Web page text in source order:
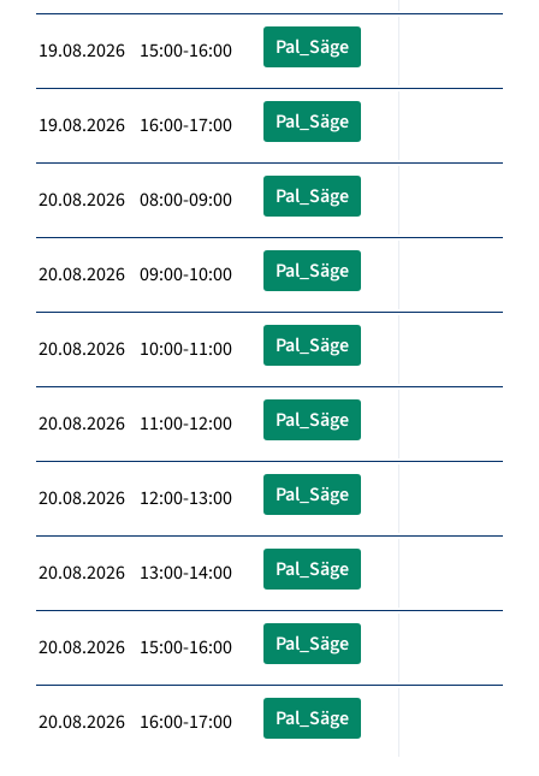
19.08.2026 15:00-16:00 Pal_Säge
19.08.2026 16:00-17:00 Pal_Säge
20.08.2026 08:00-09:00 Pal_Säge
20.08.2026 09:00-10:00 Pal_Säge
20.08.2026 10:00-11:00 Pal_Säge
20.08.2026 11:00-12:00 Pal_Säge
20.08.2026 12:00-13:00 Pal_Säge
20.08.2026 13:00-14:00 Pal_Säge
20.08.2026 15:00-16:00 Pal_Säge
20.08.2026 16:00-17:00 Pal_Säge